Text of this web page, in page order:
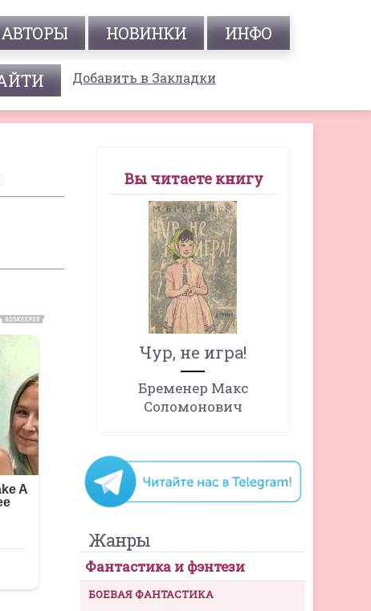
АВТОРЫ НОВИНКИ ИНФО
Добавить в Закладки
Вы читаете книгу
Чур, не игра!
Бременер Макс
Соломонович
Жанры
Фантастика и фэнтези
БОЕВАЯ ФАНТАСТИКА